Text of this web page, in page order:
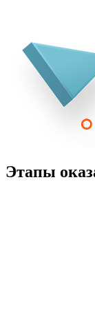
Этапы